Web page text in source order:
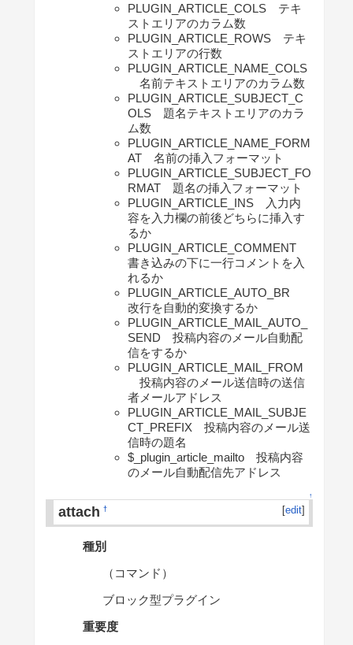
PLUGIN_ARTICLE_COLS テキ
ストエリアのカラム数
PLUGIN_ARTICLE_ROWS テキ
ストエリアの行数
PLUGIN_ARTICLE_NAME_COLS
名前テキストエリアのカラム数
PLUGIN_ARTICLE_SUBJECT_C
OLS 題名テキストエリアのカラ
ム数
PLUGIN_ARTICLE_NAME_FORM
AT 名前の挿入フォーマット
PLUGIN_ARTICLE_SUBJECT_FO
RMAT 題名の挿入フォーマット
PLUGIN_ARTICLE_INS 入力内
容を入力欄の前後どちらに挿入す
るか
PLUGIN_ARTICLE_COMMENT
書き込みの下に一行コメントを入
れるか
PLUGIN_ARTICLE_AUTO_BR
改行を自動的変換するか
PLUGIN_ARTICLE_MAIL_AUTO_
SEND 投稿内容のメール自動配
信をするか
PLUGIN_ARTICLE_MAIL_FROM
投稿内容のメール送信時の送信
者メールアドレス
PLUGIN_ARTICLE_MAIL_SUBJE
CT_PREFIX 投稿内容のメール送
信時の題名
$_plugin_article_mailto 投稿内容
のメール自動配信先アドレス
↑
attach † [edit]
種別
（コマンド）
ブロック型プラグイン
重要度